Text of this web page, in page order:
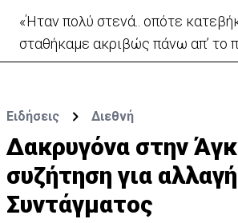
Αεροδρόμιο Λάρνακας:Όλες οι
άνοιγμα του δρόμου προς αφίξεις
Ειδήσεις Διεθνή
Δακρυγόνα στην
συζήτηση για αλλαγή
Συντάγματος